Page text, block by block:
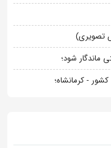
تصویری)
ماندگار شود؛
- کرمانشاه؛